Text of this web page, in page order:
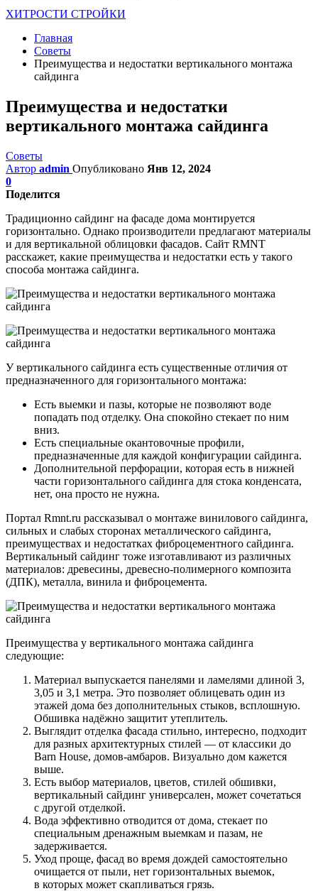
ХИТРОСТИ СТРОЙКИ
Главная
Советы
Преимущества и недостатки вертикального монтажа
сайдинга
Преимущества и недостатки
вертикального монтажа сайдинга
Советы
Автор admin Опубликовано Янв 12, 2024
0
Поделится
Традиционно сайдинг на фасаде дома монтируется
горизонтально. Однако производители предлагают материалы
и для вертикальной облицовки фасадов. Сайт RMNT
расскажет, какие преимущества и недостатки есть у такого
способа монтажа сайдинга.
У вертикального сайдинга есть существенные отличия от
предназначенного для горизонтального монтажа:
Есть выемки и пазы, которые не позволяют воде
попадать под отделку. Она спокойно стекает по ним
вниз.
Есть специальные окантовочные профили,
предназначенные для каждой конфигурации сайдинга.
Дополнительной перфорации, которая есть в нижней
части горизонтального сайдинга для стока конденсата,
нет, она просто не нужна.
Портал Rmnt.ru рассказывал о монтаже винилового сайдинга,
сильных и слабых сторонах металлического сайдинга,
преимуществах и недостатках фиброцементного сайдинга.
Вертикальный сайдинг тоже изготавливают из различных
материалов: древесины, древесно-полимерного композита
(ДПК), металла, винила и фиброцемента.
Преимущества у вертикального монтажа сайдинга
следующие:
Материал выпускается панелями и ламелями длиной 3,
3,05 и 3,1 метра. Это позволяет облицевать один из
этажей дома без дополнительных стыков, всплошную.
Обшивка надёжно защитит утеплитель.
Выглядит отделка фасада стильно, интересно, подходит
для разных архитектурных стилей — от классики до
Barn House, домов-амбаров. Визуально дом кажется
выше.
Есть выбор материалов, цветов, стилей обшивки,
вертикальный сайдинг универсален, может сочетаться
с другой отделкой.
Вода эффективно отводится от дома, стекает по
специальным дренажным выемкам и пазам, не
задерживается.
Уход проще, фасад во время дождей самостоятельно
очищается от пыли, нет горизонтальных выемок,
в которых может скапливаться грязь.